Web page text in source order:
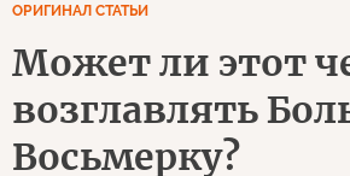
ОРИГИНАЛ СТАТЬИ
Может ли этот
возглавлять
Восьмерку?